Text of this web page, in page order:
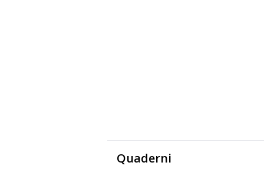
Quaderni